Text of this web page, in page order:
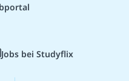
Jobs bei Studyflix